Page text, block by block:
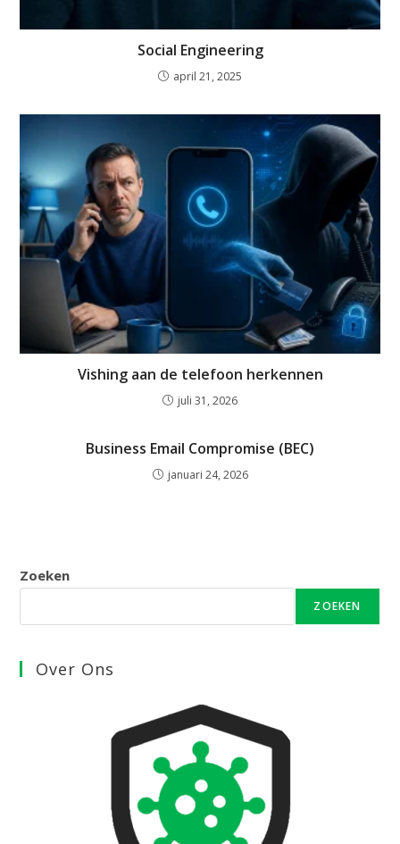
Social Engineering
april 21, 2025
Vishing aan de telefoon herkennen
juli 31, 2026
Business Email Compromise (BEC)
januari 24, 2026
Zoeken
ZOEKEN
Over Ons